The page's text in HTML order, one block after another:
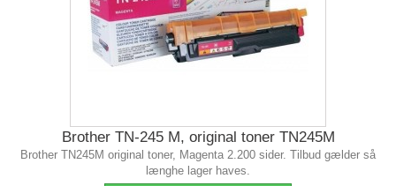
Brother TN-245 M, original toner TN245M
Brother TN245M original toner, Magenta 2.200 sider. Tilbud gælder så
længhe lager haves.